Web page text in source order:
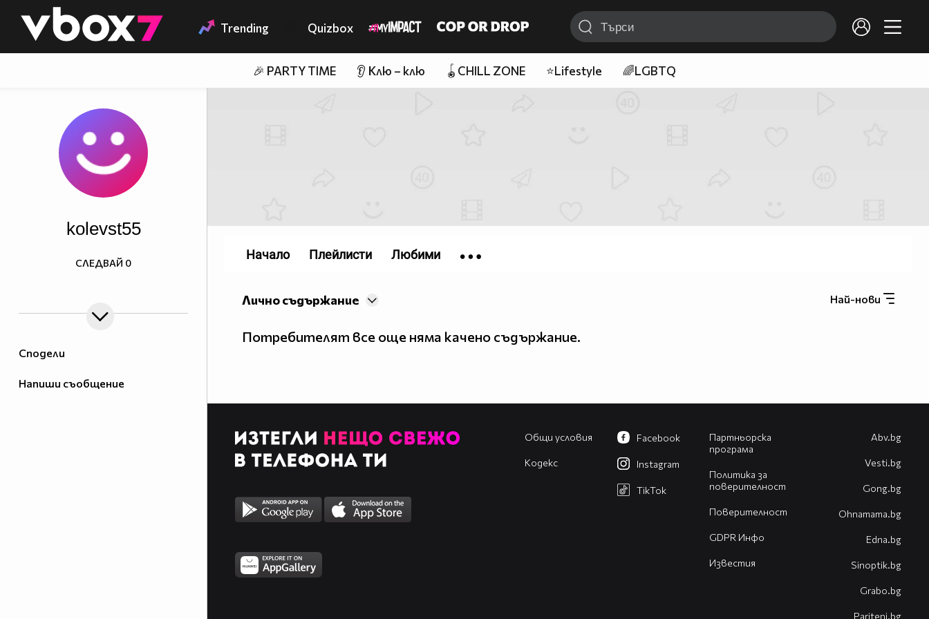
👾 Trending Quizbox
🎉 PARTY TIME 👂 Клю – клю 🪀CHILL ZONE ⭐Lifestyle 🌈LGBTQ
Сподели
Напиши съобщение
kolevst55
СЛЕДВАЙ 0
Най-нови
Лично съдържание
Потребителят все още няма качено съдържание.
Начало Плейлисти Любими
Общи условия
Кодекс
Партньорска
програма
Политика за
поверителност
Поверителност
GDPR Инфо
Известия
Facebook
Instagram
TikTok
Abv.bg
Vesti.bg
Gong.bg
Оhnamama.bg
Edna.bg
Sinoptik.bg
Grabo.bg
Pariteni.bg